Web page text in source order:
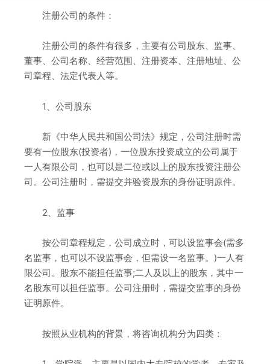
注册公司的条件：
注册公司的条件有很多，主要有公司股东、监事、
董事、公司名称、经营范围、注册资本、注册地址、公
司章程、法定代表人等。
1、公司股东
新《中华人民共和国公司法》规定，公司注册时需
要有一位股东(投资者)，一位股东投资成立的公司属于
一人有限公司，也可以是二位或以上的股东投资注册公
司。公司注册时，需提交并验资股东的身份证明原件。
2、监事
按公司章程规定，公司成立时，可以设监事会(需多
名监事，也可以不设监事会，但需设一名监事。)一人有
限公司。股东不能担任监事;二人及以上的股东，其中一
名股东可以担任监事。公司注册时，需提交监事的身份
证明原件。
按照从业机构的背景，将咨询机构分为四类：